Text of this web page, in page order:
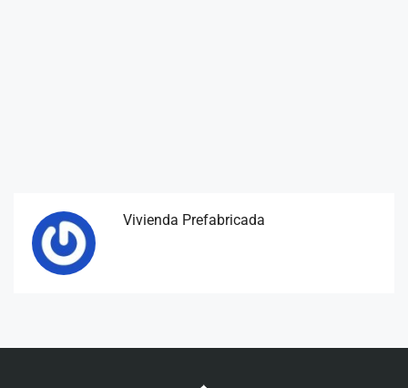
Vivienda Prefabricada